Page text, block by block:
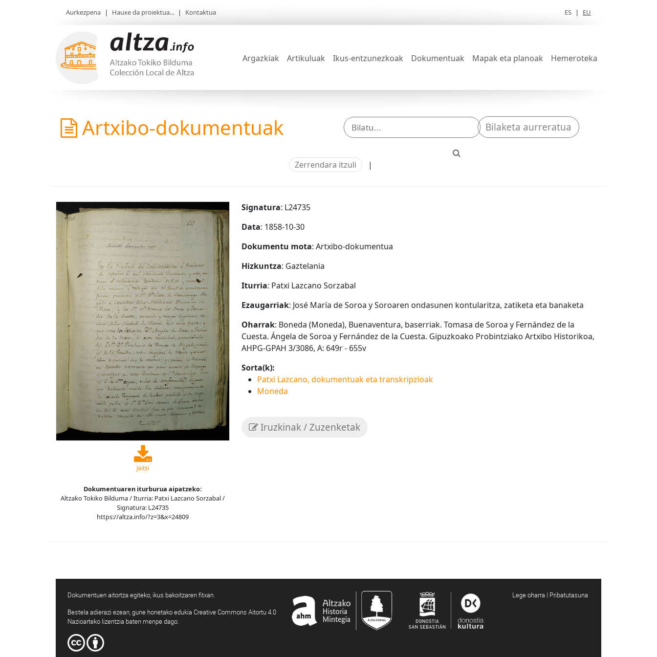
Aurkezpena | Hauxe da proiektua... | Kontaktua ES | EU
Argazkiak Artikuluak Ikus-entzunezkoak Dokumentuak Mapak eta planoak Hemeroteka
Artxibo-dokumentuak Bilaketa aurreratua
Zerrendara itzuli |
Jaitsi
Dokumentuaren iturburua aipatzeko:
Altzako Tokiko Bilduma / Iturria: Patxi Lazcano Sorzabal /
Signatura: L24735
https://altza.info/?z=3&x=24809
Signatura: L24735
Data: 1858-10-30
Dokumentu mota: Artxibo-dokumentua
Hizkuntza: Gaztelania
Iturria: Patxi Lazcano Sorzabal
Ezaugarriak: José María de Soroa y Soroaren ondasunen kontularitza, zatiketa eta banaketa
Oharrak: Boneda (Moneda), Buenaventura, baserriak. Tomasa de Soroa y Fernández de la
Cuesta. Ángela de Soroa y Fernández de la Cuesta. Gipuzkoako Probintziako Artxibo Historikoa,
AHPG-GPAH 3/3086, A: 649r - 655v
Sorta(k):
Patxi Lazcano, dokumentuak eta transkripzioak
Moneda
Iruzkinak / Zuzenketak
Dokumentuen aitortza egiteko, ikus bakoitzaren fitxan.
Bestela adierazi ezean, gune honetako edukia Creative Commons Aitortu 4.0
Nazioarteko lizentzia baten menpe dago.
Lege oharra | Pribatutasuna